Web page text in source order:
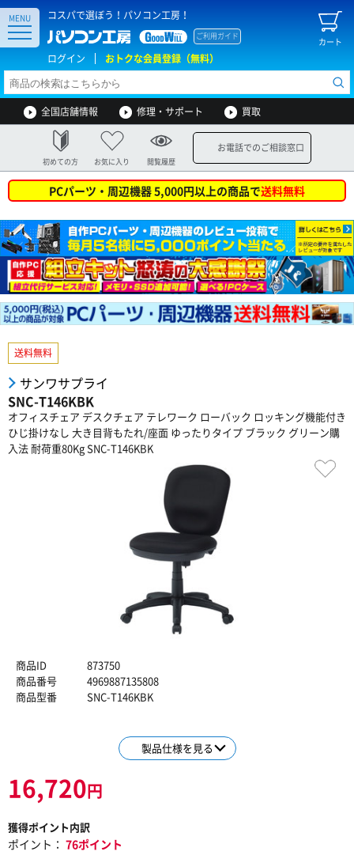
コスパで選ぼう！パソコン工房！
カート
ご利用ガイド
ログイン おトクな会員登録（無料）
MENU
全国店舗情報 修理・サポート 買取
初めての方 お気に入り 閲覧履歴
お電話でのご相談窓口
PCパーツ・周辺機器 5,000円以上の商品で送料無料
送料無料
サンワサプライ
SNC-T146KBK
オフィスチェア デスクチェア テレワーク ローバック ロッキング機能付き
ひじ掛けなし 大き目背もたれ/座面 ゆったりタイプ ブラック グリーン購
入法 耐荷重80Kg SNC-T146KBK
商品ID
873750
商品番号
4969887135808
商品型番
SNC-T146KBK
製品仕様を見る
16,720円
獲得ポイント内訳
ポイント： 76ポイント